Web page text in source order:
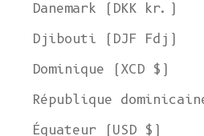
Danemark (DKK kr.)
Djibouti (DJF Fdj)
Dominique (XCD $)
République
Équateur (USD $)